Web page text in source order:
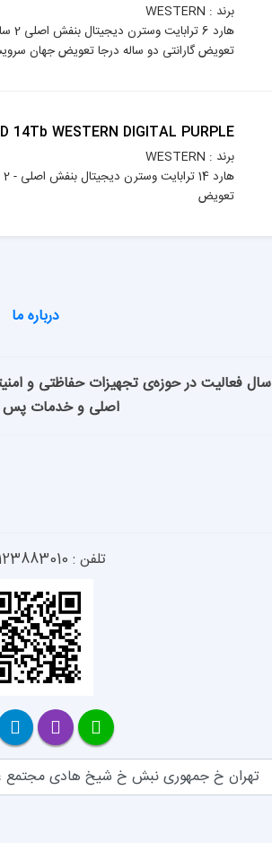
برند : WESTERN
هارد
تعویض گارانتی دو ساله درجا تعویض جهان
14Tb WESTERN DIGITAL PURPLE
برند : WESTERN
تعویض
درباره ما
مجموعه پانوراما با بیش از 15 سال فعالیت در حوزه‌ی
اصلی و خدمات پس
تلفن : 09123883010
تهران خ جمهوری نبش خ شیخ هادی مجتمع علاالدین 2 - طبقه